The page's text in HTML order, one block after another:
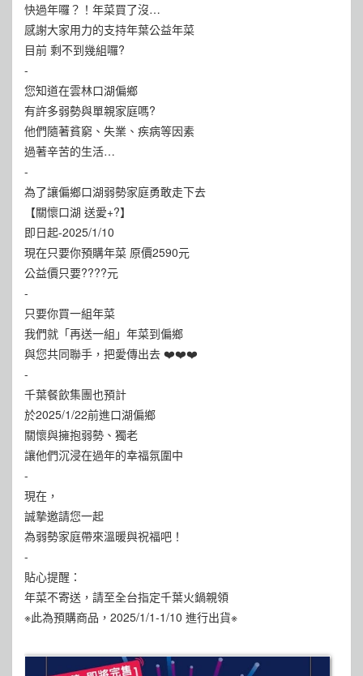
快過年囉？！年菜買了沒…
感謝大家用力的支持年葉公益年菜
目前 剩不到幾組囉?
-
您知道在雲林口湖偏鄉
有許多弱勢與單親家庭嗎?
他們隨著貧窮、失業、疾病等因素
過著辛苦的生活…
-
為了讓偏鄉口湖弱勢家庭勇敢走下去
【關懷口湖 送愛+?】
即日起-2025/1/10
現在只要你預購年菜 原價2590元
公益價只要????元
-
只要你買一組年菜
我們就「再送一組」年菜到偏鄉
與您共同聯手，把愛傳出去 ❤️❤️❤️
-
千葉餐飲集團也預計
於2025/1/22前進口湖偏鄉
關懷與擁抱弱勢、獨老
讓他們沉浸在過年的幸福氛圍中
-
現在，
誠摯邀請您一起
為弱勢家庭帶來溫暖與祝福吧！
-
貼心提醒：
年菜不寄送，請至全台指定千葉火鍋親領
※此為預購商品，2025/1/1-1/10 進行出貨※